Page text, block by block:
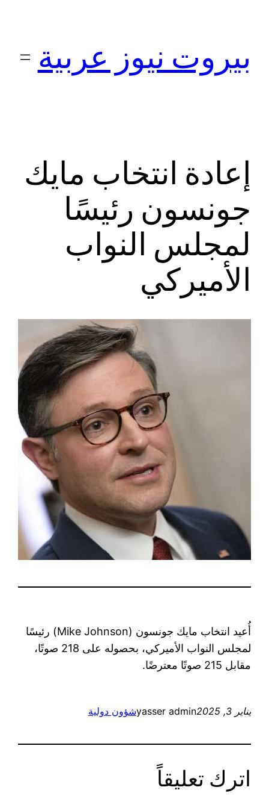
بيروت نيوز عربية
إعادة انتخاب مايك
جونسون رئيسًا
لمجلس النواب
الأميركي
أُعيد انتخاب مايك جونسون (Mike Johnson) رئيسًا
لمجلس النواب الأميركي، بحصوله على 218 صوتًا،
مقابل 215 صوتًا معترضًا.
يناير 3, 2025 yasser adminشؤون دولية
اترك تعليقاً